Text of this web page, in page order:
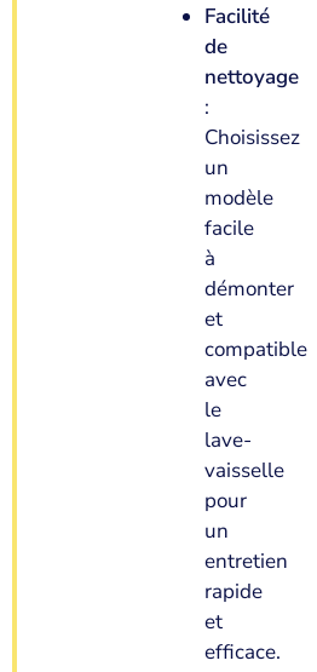
Facilité
de
nettoyage
:
Choisissez
un
modèle
facile
à
démonter
et
compatible
avec
le
lave-
vaisselle
pour
un
entretien
rapide
et
efficace.